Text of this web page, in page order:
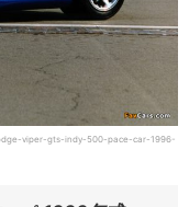
viper-gts-indy-500-pace-car-1996-